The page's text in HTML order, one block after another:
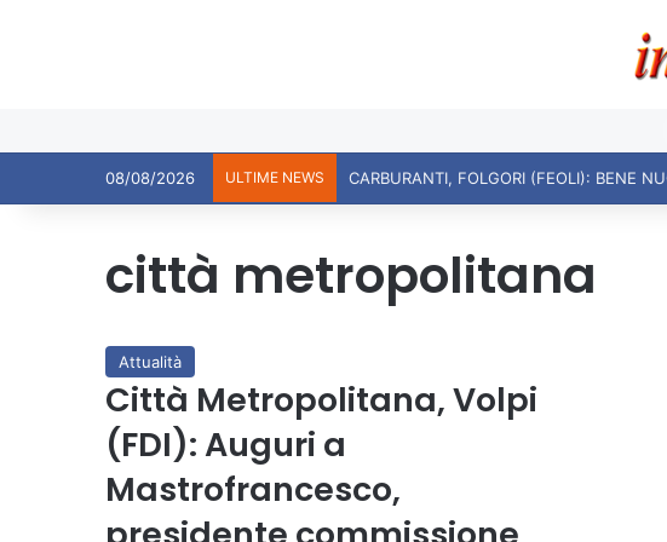
08/08/2026 ULTIME NEWS
città metropolitana
Attualità
Città Metropolitana, Volpi
(FDI): Auguri a
Mastrofrancesco,